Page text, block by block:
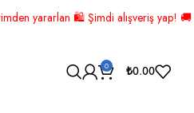
yap! 🚚 ÜCRETSİZ KARGO! 📦
0 ₺0.00